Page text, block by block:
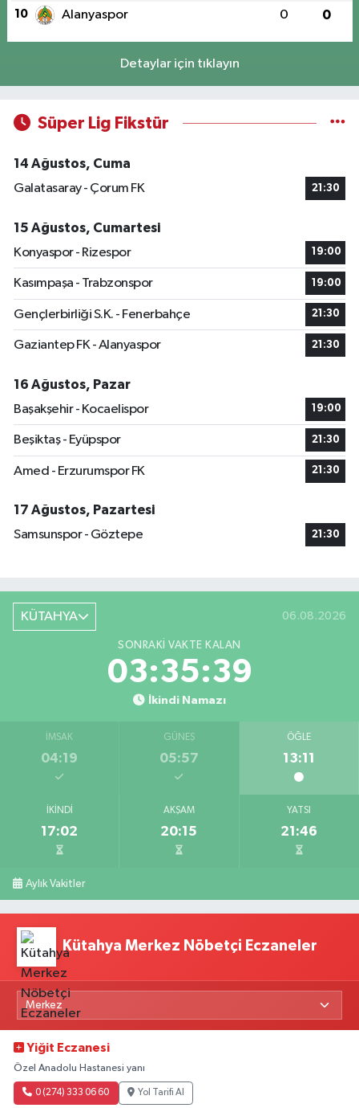
10 Alanyaspor 0 0
Detaylar için tıklayın
Süper Lig Fikstür
14 Ağustos, Cuma
Galatasaray - Çorum FK
21:30
15 Ağustos, Cumartesi
Konyaspor - Rizespor
19:00
Kasımpaşa - Trabzonspor 19:00
Gençlerbirliği S.K. - Fenerbahçe 21:30
Gaziantep FK - Alanyaspor 21:30
16 Ağustos, Pazar
Başakşehir - Kocaelispor
19:00
Beşiktaş - Eyüpspor 21:30
Amed - Erzurumspor FK 21:30
17 Ağustos, Pazartesi
Samsunspor - Göztepe
21:30
KÜTAHYA 06.08.2026
SONRAKI VAKTE KALAN
03:35:38
İkindi Namazı
İMSAK
04:19
GÜNEŞ
05:57
ÖĞLE
13:11
İKINDI
17:02
AKŞAM
20:15
YATSI
21:46
Aylık Vakitler
Kütahya Merkez Nöbetçi Eczaneler
Yiğit Eczanesi
Özel Anadolu Hastanesi yanı
0 (274) 333 06 60 Yol Tarifi Al